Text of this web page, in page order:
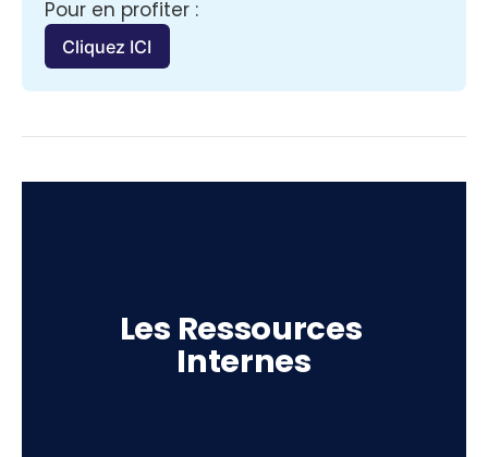
Pour en profiter :
Cliquez ICI
Les Ressources
Internes